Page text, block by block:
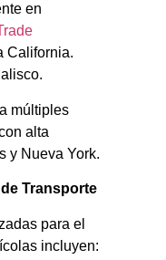
en
California.​
múltiples
alta
y Nueva York.​
Transporte
para el
incluyen:​